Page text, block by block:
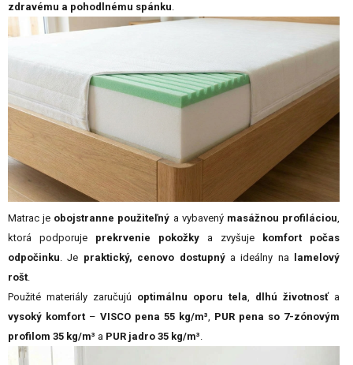
zdravému a pohodlnému spánku.
Matrac je obojstranne použiteľný a vybavený masážnou profiláciou,
ktorá podporuje prekrvenie pokožky a zvyšuje
komfort počas
odpočinku. Je praktický, cenovo dostupnýa ideálny na
lamelový
rošt.
Použité materiály zaručujú optimálnu oporu tela, dlhú životnosťa
vysoký komfort – VISCO pena 55 kg/m³, PUR pena so 7-zónovým
profilom 35 kg/m³ a PUR jadro 35 kg/m³.